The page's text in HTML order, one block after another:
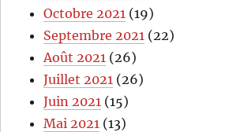
Octobre 2021 (19)
Septembre 2021 (22)
Août 2021 (26)
Juillet 2021 (26)
Juin 2021 (15)
Mai 2021 (13)